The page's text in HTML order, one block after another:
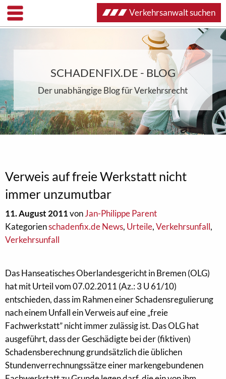
SCHADENFIX.DE - BLOG
Der unabhängige Blog für Verkehrsrecht
Verweis auf freie Werkstatt nicht
immer unzumutbar
11. August 2011vonJan-Philippe Parent
Kategorienschadenfix.de News, Urteile,Verkehrsunfall,
Verkehrsunfall
Das Hanseatisches Oberlandesgericht in Bremen (OLG)
hat mit Urteil vom 07.02.2011 (Az.: 3 U 61/10)
entschieden, dass im Rahmen einer Schadensregulierung
nach einem Unfall ein Verweis auf eine „freie
Fachwerkstatt” nicht immer zulässig ist. Das OLG hat
ausgeführt, dass der Geschädigte bei der (fiktiven)
Schadensberechnung grundsätzlich die üblichen
Stundenverrechnungssätze einer markengebundenen
Verkehrsanwalt suchen